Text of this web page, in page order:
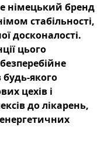
німецький бренд
стабільності,
досконалості.
цього
будь-якого
цехів і
до лікарень,